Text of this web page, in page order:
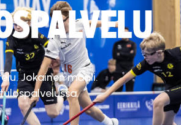
Jokainen maali.